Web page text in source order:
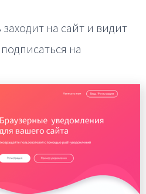
на сайт и видит
на